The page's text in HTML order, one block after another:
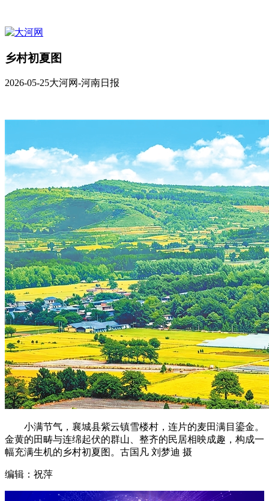
乡村初夏图
2026-05-25大河网-河南日报
小满节气，襄城县紫云镇雪楼村，连片的麦田满目鎏金。
金黄的田畴与连绵起伏的群山、整齐的民居相映成趣，构成一
幅充满生机的乡村初夏图。古国凡 刘梦迪 摄
编辑：祝萍